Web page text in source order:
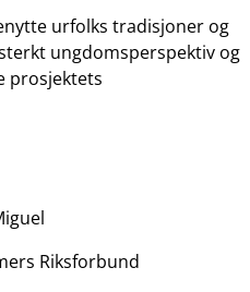
urfolks tradisjoner og
ungdomsperspektiv og
prosjektets
Riksforbund